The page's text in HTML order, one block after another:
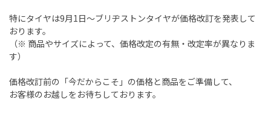
特にタイヤは9月1日～ブリヂストンタイヤが価格改訂を発表して
おります。
（※ 商品やサイズによって、価格改定の有無・改定率が異なりま
す）
価格改訂前の「今だからこそ」の価格と商品をご準備して、
お客様のお越しをお待ちしております。